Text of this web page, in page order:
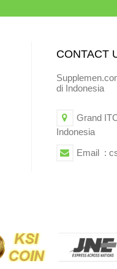
CONTACT
di Indonesia
Grand
Indonesia
Email :